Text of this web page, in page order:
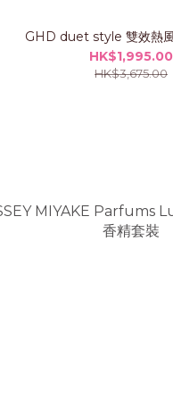
GHD duet style 雙效熱
HK$1,995.00
HK$3,675.00